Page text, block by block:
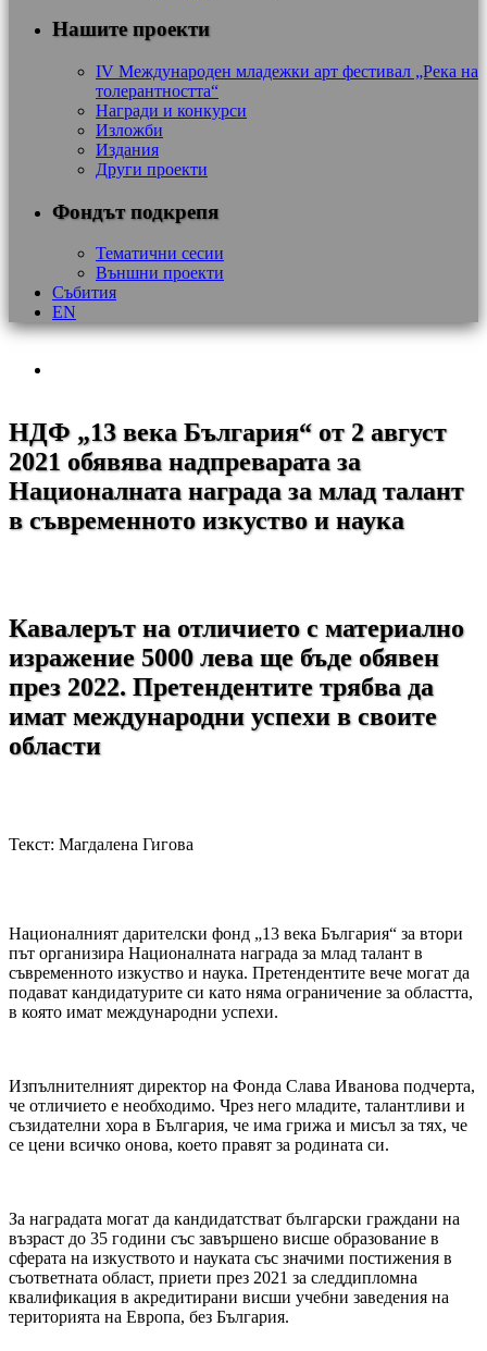
Нашите проекти
IV Международен младежки арт фестивал „Река на
толерантността“
Награди и конкурси
Изложби
Издания
Други проекти
Фондът подкрепя
Тематични сесии
Външни проекти
Събития
EN
НДФ „13 века България“ от 2 август
2021 обявява надпреварата за
Националната награда за млад талант
в съвременното изкуство и наука
Кавалерът на отличието с материално
изражение 5000 лева ще бъде обявен
през 2022. Претендентите трябва да
имат международни успехи в своите
области
Текст: Магдалена Гигова
Националният дарителски фонд „13 века България“ за втори
път организира Националната награда за млад талант в
съвременното изкуство и наука. Претендентите вече могат да
подават кандидатурите си като няма ограничение за областта,
в която имат международни успехи.
Изпълнителният директор на Фонда Слава Иванова подчерта,
че отличието е необходимо. Чрез него младите, талантливи и
съзидателни хора в България, че има грижа и мисъл за тях, че
се цени всичко онова, което правят за родината си.
За наградата могат да кандидатстват български граждани на
възраст до 35 години със завършено висше образование в
сферата на изкуството и науката със значими постижения в
съответната област, приети през 2021 за следдипломна
квалификация в акредитирани висши учебни заведения на
територията на Европа, без България.